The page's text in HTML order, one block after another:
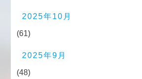
2025年10月
(61)
2025年9月
(48)